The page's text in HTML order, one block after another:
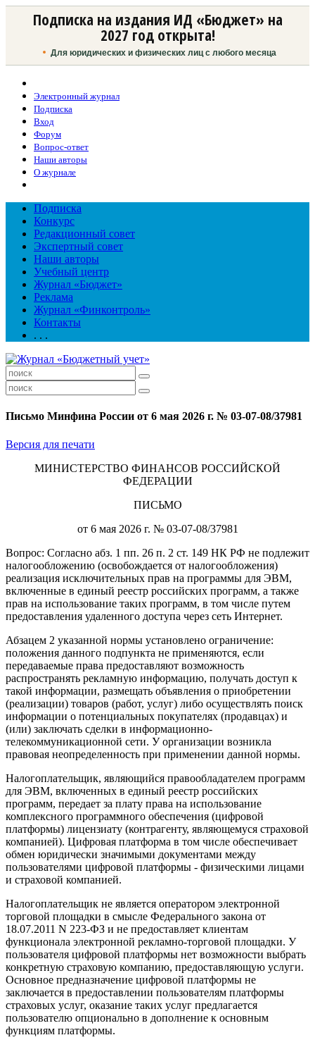
Подписка на издания ИД «Бюджет» на
2027 год открыта!
Для юридических и физических лиц с любого месяца
Электронный журнал
Подписка
Вход
Форум
Вопрос-ответ
Наши авторы
О журнале
Подписка
Конкурс
Редакционный совет
Экспертный совет
Наши авторы
Учебный центр
Журнал «Бюджет»
Реклама
Журнал «Финконтроль»
Контакты
. . .
Письмо Минфина России от 6 мая 2026 г. № 03-07-08/37981
Версия для печати
МИНИСТЕРСТВО ФИНАНСОВ РОССИЙСКОЙ
ФЕДЕРАЦИИ
ПИСЬМО
от 6 мая 2026 г. № 03-07-08/37981
Вопрос: Согласно абз. 1 пп. 26 п. 2 ст. 149 НК РФ не подлежит
налогообложению (освобождается от налогообложения)
реализация исключительных прав на программы для ЭВМ,
включенные в единый реестр российских программ, а также
прав на использование таких программ, в том числе путем
предоставления удаленного доступа через сеть Интернет.
Абзацем 2 указанной нормы установлено ограничение:
положения данного подпункта не применяются, если
передаваемые права предоставляют возможность
распространять рекламную информацию, получать доступ к
такой информации, размещать объявления о приобретении
(реализации) товаров (работ, услуг) либо осуществлять поиск
информации о потенциальных покупателях (продавцах) и
(или) заключать сделки в информационно-
телекоммуникационной сети. У организации возникла
правовая неопределенность при применении данной нормы.
Налогоплательщик, являющийся правообладателем программ
для ЭВМ, включенных в единый реестр российских
программ, передает за плату права на использование
комплексного программного обеспечения (цифровой
платформы) лицензиату (контрагенту, являющемуся страховой
компанией). Цифровая платформа в том числе обеспечивает
обмен юридически значимыми документами между
пользователями цифровой платформы - физическими лицами
и страховой компанией.
Налогоплательщик не является оператором электронной
торговой площадки в смысле Федерального закона от
18.07.2011 N 223-ФЗ и не предоставляет клиентам
функционала электронной рекламно-торговой площадки. У
пользователя цифровой платформы нет возможности выбрать
конкретную страховую компанию, предоставляющую услуги.
Основное предназначение цифровой платформы не
заключается в предоставлении пользователям платформы
страховых услуг, оказание таких услуг предлагается
пользователю опционально в дополнение к основным
функциям платформы.